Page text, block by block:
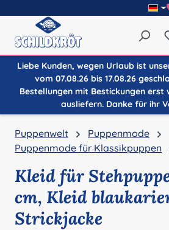
Liebe Kunden, wegen Urlaub ist
vom 07.08.26 bis 17.08.26
Bestellungen mit Bestickungen erst
ausliefern. Danke für ihr
Puppenwelt
Puppenmode
Puppenmode für Klassikpuppen
Kleid für
cm, Kleid
Strickjacke